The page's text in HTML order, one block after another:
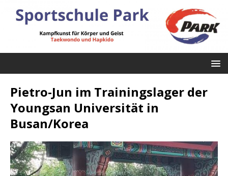
Pietro-Jun im Trainingslager der
Youngsan Universität in
Busan/Korea